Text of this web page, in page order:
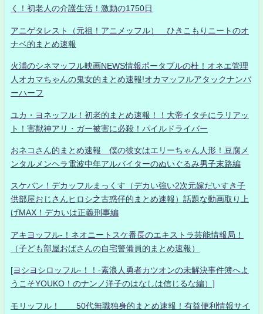
く！初老人の介護生活！激動の1750日
アニゲタレスト（元祖！アニメッフル） ひきこもりニートのオ
ナベ的まとめ速報
火浦のシネマッフル映画NEWS情報ポータブルの杜！オネエ管理
人オカマちゃんの鬼女的まとめ速報!オカマッフルアタックナンバ
ーハーフ
ユカ・ヨネッフル！初老的まとめ速報！！大帝イタチにラリアッ
ト！害獣神アリ・ガー被害に必殺！パイルドライバー
おネコさん的まとめ速報 僕の彼女はエリーちゃん人形！豆腐メ
ンタルメンヘラ電波中年アルバイターのぬいぐるみ男子末路編
スケバン！デカッフルまっくす（デカい強い2次元嫁だいすき子
供部屋おじさんヒロシ之古惑仔的まとめ速報）話題な動画取り上
げMAX！デカいは正義刑事編
アキヨッフル-！ネオニートスケ番長のエキストラ芸能情報局！
（子ども部屋おばさんの自宅警備員的まとめ速報）
[ヨシヨシロッフル-！！-素浪人勇者カツオンの未解決事件簿へよ
うこそYOUKO！のナンノ洋子のはなしは信じるな編）]
モリッフル！ 50代無職独身的まとめ速報！有益便利情報サイ